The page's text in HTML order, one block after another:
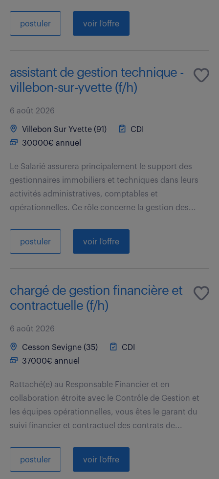
postuler voir l'offre
assistant de gestion technique -
villebon-sur-yvette (f/h)
6 août 2026
Villebon Sur Yvette (91)
CDI
30000€ annuel
Le Salarié assurera principalement le support des
gestionnaires immobiliers et techniques dans leurs
activités administratives, comptables et
opérationnelles. Ce rôle concerne la gestion des...
postuler voir l'offre
chargé de gestion financière et
contractuelle (f/h)
6 août 2026
Cesson Sevigne (35)
CDI
37000€ annuel
Rattaché(e) au Responsable Financier et en
collaboration étroite avec le Contrôle de Gestion et
les équipes opérationnelles, vous êtes le garant du
suivi financier et contractuel des contrats de...
postuler voir l'offre